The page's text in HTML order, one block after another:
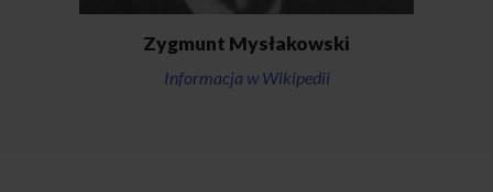
Zygmunt Mysłakowski
Informacja w Wikipedii